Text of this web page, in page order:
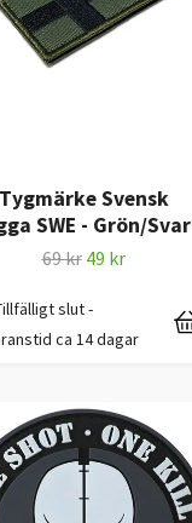
Tygmärke Svensk
SWE - Grön/
69 kr 49 kr
slut -
ca 14 dagar